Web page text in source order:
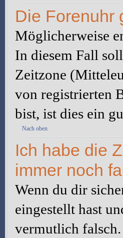
Die Forenuhr
Möglicherweise
In diesem Fall
Zeitzone
von registrierten
bist, ist dies ein
Nach oben
Ich habe die
immer noch
Wenn du dir
eingestellt hast
vermutlich